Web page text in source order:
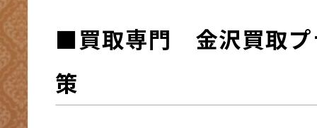
■買取専門 金沢買取プ
策